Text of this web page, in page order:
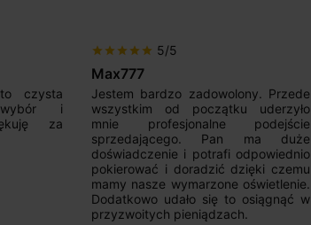
czysta
i
za
star star star star star 5/5
Max777
Jestem bardzo zadowolony. Przede
wszystkim od początku uderzyło
mnie profesjonalne podejście
sprzedającego. Pan ma duże
doświadczenie i potrafi odpowiednio
pokierować i doradzić dzięki czemu
mamy nasze wymarzone oświetlenie.
Dodatkowo udało się to osiągnąć w
przyzwoitych pieniądzach.